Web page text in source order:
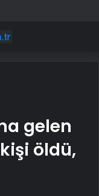
gelen
öldü,